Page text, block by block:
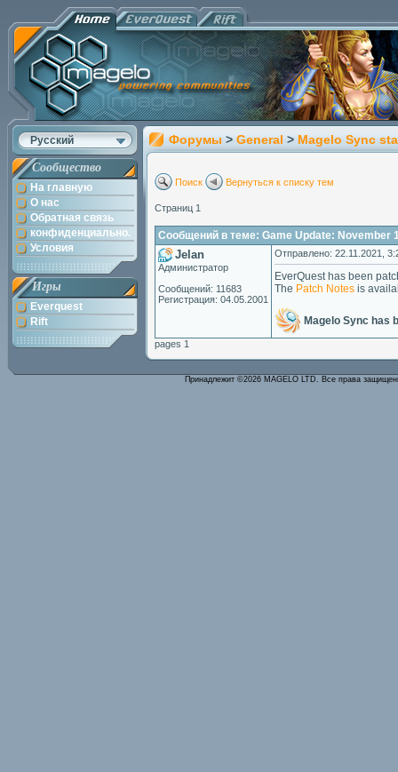
Русский
Сообщество
На главную
О нас
Обратная связь
конфиденциально.
Условия
Игры
Everquest
Rift
Форумы > General > Magelo Sync
Поиск Вернуться к списку тем
Страниц 1
Сообщений в теме: Game Update: November
Jelan
Администратор
Сообщений: 11683
Регистрация: 04.05.2001
Отправлено: 22.11.2021,
EverQuest has been
The Patch Notes is
Magelo Sync has
pages 1
Принадлежит ©2026 MAGELO LTD. Все права